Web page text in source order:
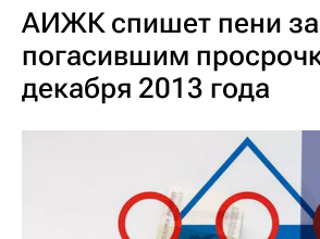
АИЖК спишет пени
погасившим
декабря 2013 года